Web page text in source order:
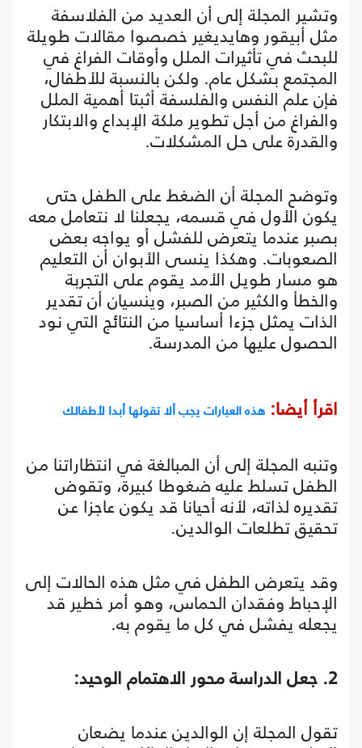
وتشير المجلة إلى أن العديد من الفلاسفة
مثل أبيقور وهايديغير خصصوا مقالات طويلة
للبحث في تأثيرات الملل وأوقات الفراغ في
المجتمع بشكل عام. ولكن بالنسبة للأطفال،
فإن علم النفس والفلسفة أثبتا أهمية الملل
والفراغ من أجل تطوير ملكة الإبداع والابتكار
والقدرة على حل المشكلات.
وتوضح المجلة أن الضغط على الطفل حتى
يكون الأول في قسمه، يجعلنا لا نتعامل معه
بصبر عندما يتعرض للفشل أو يواجه بعض
الصعوبات. وهكذا ينسى الأبوان أن التعليم
هو مسار طويل الأمد يقوم على التجربة
والخطأ والكثير من الصبر، وينسيان أن تقدير
الذات يمثل جزءا أساسيا من النتائج التي نود
الحصول عليها من المدرسة.
اقرأ أيضا: هذه العبارات يجب ألا تقولها أبدا لأطفالك
وتنبه المجلة إلى أن المبالغة في انتظاراتنا من
الطفل تسلط عليه ضغوطا كبيرة، وتقوض
تقديره لذاته، لأنه أحيانا قد يكون عاجزا عن
تحقيق تطلعات الوالدين.
وقد يتعرض الطفل في مثل هذه الحالات إلى
الإحباط وفقدان الحماس، وهو أمر خطير قد
يجعله يفشل في كل ما يقوم به.
2. جعل الدراسة محور الاهتمام الوحيد:
تقول المجلة إن الوالدين عندما يضعان